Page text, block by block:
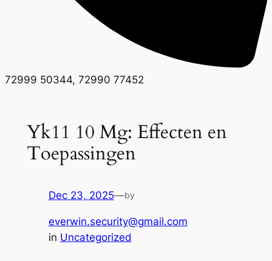
72999 50344, 72990 77452
Yk11 10 Mg: Effecten en
Toepassingen
Dec 23, 2025—by
everwin.security@gmail.com
in Uncategorized